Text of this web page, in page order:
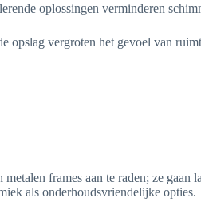
oplossingen verminderen
vergroten het gevoel van
frames aan te raden; ze gaan
als onderhoudsvriendelijke opties.